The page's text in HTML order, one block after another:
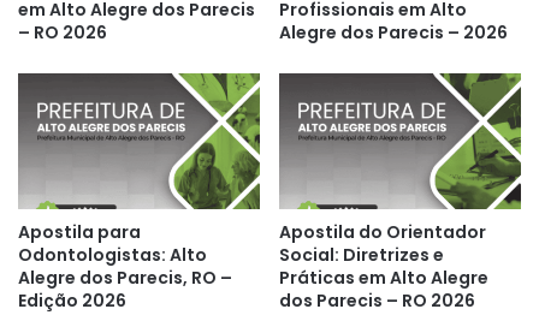
em Alto Alegre dos Parecis
– RO 2026
Profissionais em Alto
Alegre dos Parecis – 2026
Apostila para
Odontologistas: Alto
Alegre dos Parecis, RO –
Edição 2026
Apostila do Orientador
Social: Diretrizes e
Práticas em Alto Alegre
dos Parecis – RO 2026